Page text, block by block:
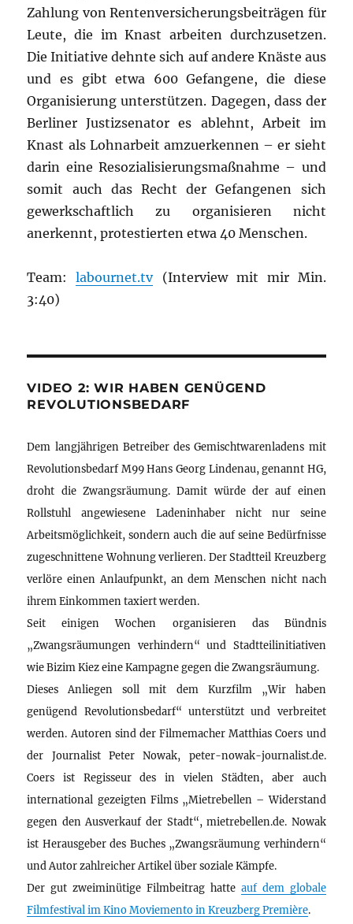
Zahlung von Rentenversicherungsbeiträgen für
Leute, die im Knast arbeiten durchzusetzen.
Die Initiative dehnte sich auf andere Knäste aus
und es gibt etwa 600 Gefangene, die diese
Organisierung unterstützen. Dagegen, dass der
Berliner Justizsenator es ablehnt, Arbeit im
Knast als Lohnarbeit amzuerkennen – er sieht
darin eine Resozialisierungsmaßnahme – und
somit auch das Recht der Gefangenen sich
gewerkschaftlich zu organisieren nicht
anerkennt, protestierten etwa 40 Menschen.
Team:labournet.tv(Interview mit mir Min.
3:40)
VIDEO 2: WIR HABEN GENÜGEND
REVOLUTIONSBEDARF
Dem langjährigen Betreiber des Gemischtwarenladens mit
Revolutionsbedarf M99 Hans Georg Lindenau, genannt HG,
droht die Zwangsräumung. Damit würde der auf einen
Rollstuhl angewiesene Ladeninhaber nicht nur seine
Arbeitsmöglichkeit, sondern auch die auf seine Bedürfnisse
zugeschnittene Wohnung verlieren. Der Stadtteil Kreuzberg
verlöre einen Anlaufpunkt, an dem Menschen nicht nach
ihrem Einkommen taxiert werden.
Seit einigen Wochen organisieren das Bündnis
„Zwangsräumungen verhindern“ und Stadtteilinitiativen
wie Bizim Kiez eine Kampagne gegen die Zwangsräumung.
Dieses Anliegen soll mit dem Kurzfilm „Wir haben
genügend Revolutionsbedarf“ unterstützt und verbreitet
werden. Autoren sind der Filmemacher Matthias Coers und
der Journalist Peter Nowak, peter-nowak-journalist.de.
Coers ist Regisseur des in vielen Städten, aber auch
international gezeigten Films „Mietrebellen – Widerstand
gegen den Ausverkauf der Stadt“, mietrebellen.de. Nowak
ist Herausgeber des Buches „Zwangsräumung verhindern“
und Autor zahlreicher Artikel über soziale Kämpfe.
Der gut zweiminütige Filmbeitrag hatte auf dem globale
Filmfestival im Kino Moviemento in Kreuzberg Première.